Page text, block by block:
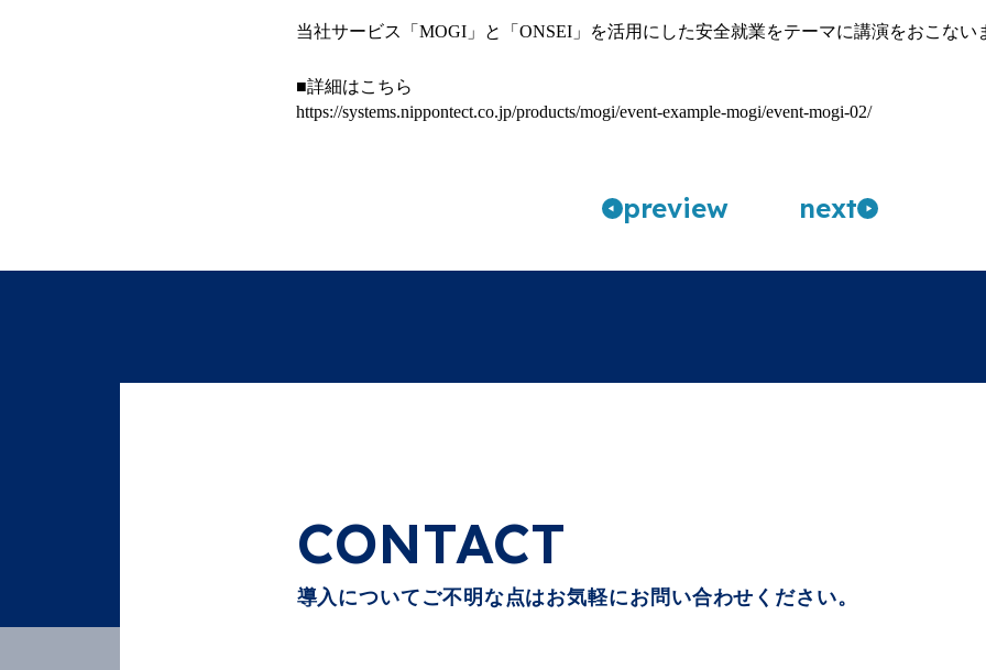
当社サービス「MOGI」と「ONSEI」を活用にした安全就業をテーマに講演をおこない
■詳細はこちら
https://systems.nippontect.co.jp/products/mogi/event-example-mogi/event-mogi-02/
preview next
CONTACT
導入についてご不明な点はお気軽にお問い合わせください。